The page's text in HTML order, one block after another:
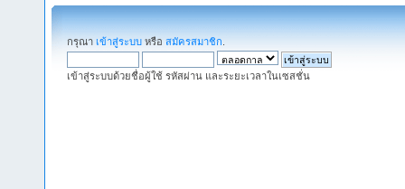
กรุณา เข้าสู่ระบบ หรือ สมัครสมาชิก
เข้าสู่ระบบด้วยชื่อผู้ใช้ รหัสผ่าน และระยะเวลาในเซสชั่น